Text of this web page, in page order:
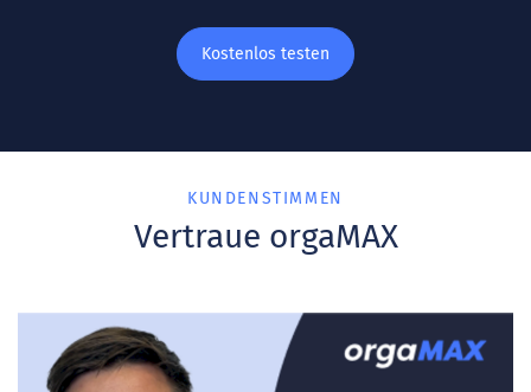
Kostenlos testen
KUNDENSTIMMEN
Vertraue orgaMAX